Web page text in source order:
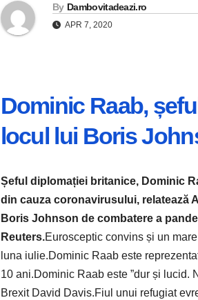
By Dambovitadeazi.ro
APR 7, 2020
Dominic Raab,
locul lui Boris
Șeful diplomației britanice, Dominic
din cauza coronavirusului, relatează
Boris Johnson de combatere a
Reuters.Eurosceptic convins și un
luna iulie.Dominic Raab este
10 ani.Dominic Raab este ”dur și lucid.
Brexit David Davis.Fiul unui refugiat